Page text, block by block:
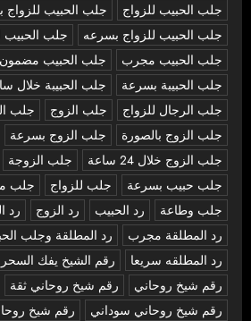
جلب الحبيب للزواج
جلب الحبيب للزواج
جلب الحبيب للزواج بسرعه
جلب الحبيب
جلب الحبيب مجرب
جلب الحبيب مضمون
جلب الحبيبة بسرعة
جلب الحبيبة خلال
جلب الرجال للزواج
جلب الزوج
جلب
جلب الزوج بالصورة
جلب الزوج بسرعة
جلب الزوج خلال 24 ساعة
جلب الزوجة
جلب حبيب بسرعة
جلب للزواج جلب
جلب وطاعة
رد الحبيب رد الزوج رد
رد المطلقة مجرب
رد المطلقة وجلب
رد المطلقه سريعا
رقم الشيخ يفك السحر
رقم شيخ روحاني
رقم شيخ روحاني ثقة
رقم شيخ روحاني سوداني
رقم شيخ